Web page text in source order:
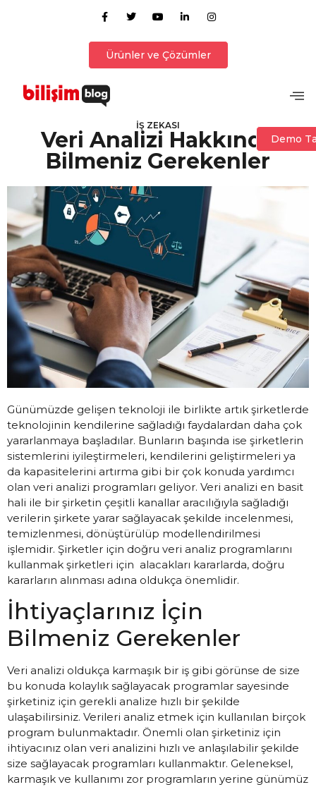
Ürünler ve Çözümler
İŞ ZEKASI
Veri Analizi Hakkında
Bilmeniz Gerekenler
Günümüzde gelişen teknoloji ile birlikte artık şirketlerde
teknolojinin kendilerine sağladığı faydalardan daha çok
yararlanmaya başladılar. Bunların başında ise şirketlerin
sistemlerini iyileştirmeleri, kendilerini geliştirmeleri ya
da kapasitelerini artırma gibi bir çok konuda yardımcı
olan veri analizi programları geliyor. Veri analizi en basit
hali ile bir şirketin çeşitli kanallar aracılığıyla sağladığı
verilerin şirkete yarar sağlayacak şekilde incelenmesi,
temizlenmesi, dönüştürülüp modellendirilmesi
işlemidir. Şirketler için doğru veri analiz programlarını
kullanmak şirketleri için alacakları kararlarda, doğru
kararların alınması adına oldukça önemlidir.
İhtiyaçlarınız İçin
Bilmeniz Gerekenler
Veri analizi oldukça karmaşık bir iş gibi görünse de size
bu konuda kolaylık sağlayacak programlar sayesinde
şirketiniz için gerekli analize hızlı bir şekilde
ulaşabilirsiniz. Verileri analiz etmek için kullanılan birçok
program bulunmaktadır. Önemli olan şirketiniz için
ihtiyacınız olan veri analizini hızlı ve anlaşılabilir şekilde
size sağlayacak programları kullanmaktır. Geleneksel,
karmaşık ve kullanımı zor programların yerine günümüz
Demo